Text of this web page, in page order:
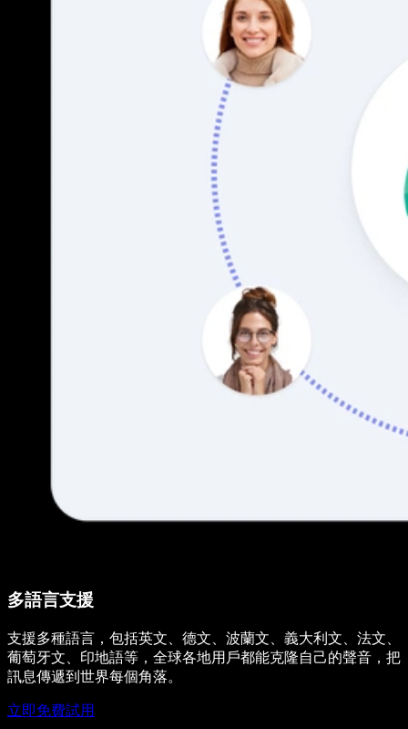
多語言支援
支援多種語言，包括英文、德文、波蘭文、義大利文、法文、
葡萄牙文、印地語等，全球各地用戶都能克隆自己的聲音，把
訊息傳遞到世界每個角落。
立即免費試用